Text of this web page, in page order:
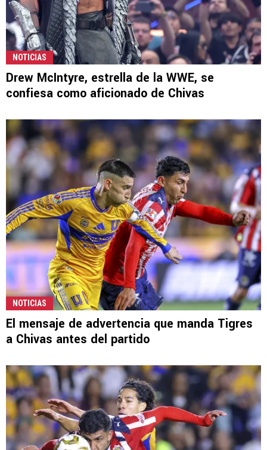
NOTICIAS
Drew McIntyre, estrella de la WWE, se
confiesa como aficionado de Chivas
NOTICIAS
El mensaje de advertencia que manda Tigres
a Chivas antes del partido